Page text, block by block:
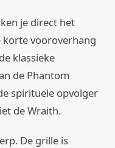
je direct het
korte vooroverhang
klassieke
de Phantom
spirituele opvolger
de Wraith.
De grille is